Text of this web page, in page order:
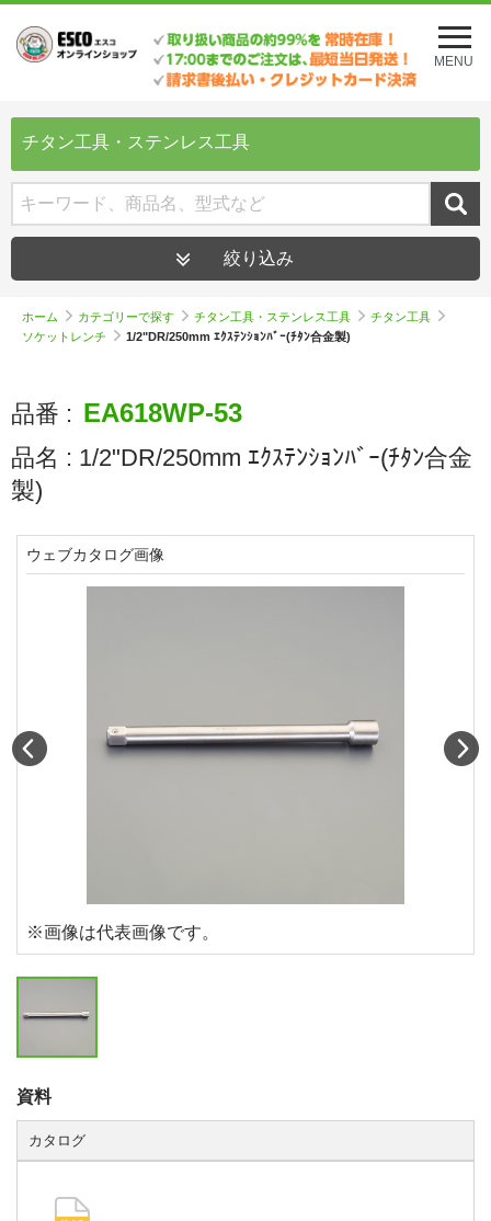
メ
ニ
ュ
を
MENU
チタン工具・ステンレス工具
絞り込み
ホーム カテゴリーで探す チタン工具・ステンレス工具
チタン工具
ソケットレンチ
1/2"DR/250mm ｴｸｽﾃﾝｼｮﾝﾊﾞｰ(ﾁﾀﾝ合金製)
品番 : EA618WP-53
品名 : 1/2"DR/250mm ｴｸｽﾃﾝｼｮﾝﾊﾞｰ(ﾁﾀﾝ合金
製)
ウェブカタログ画像
※画像は代表画像です。
資料
カタログ